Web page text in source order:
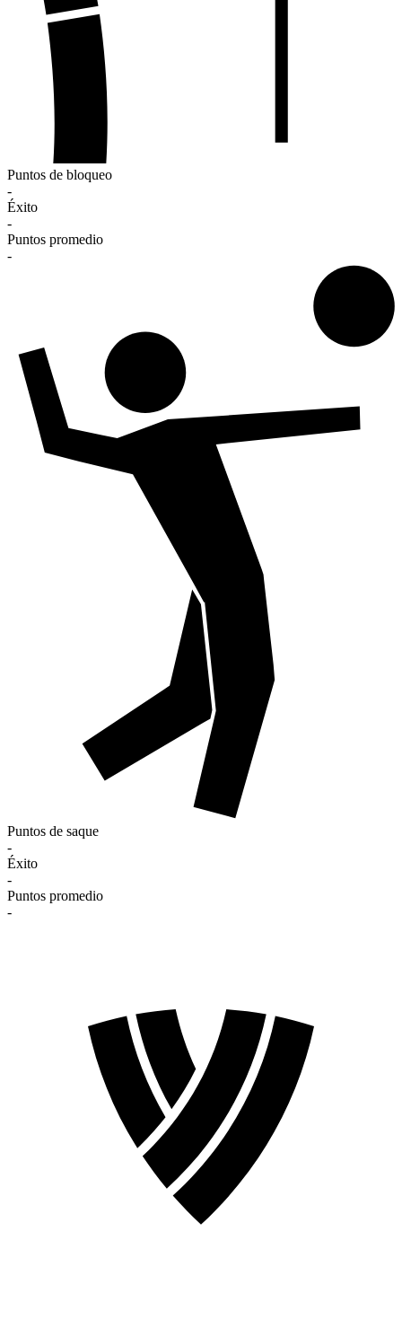
Puntos de bloqueo
-
Éxito
-
Puntos promedio
-
Puntos de saque
-
Éxito
-
Puntos promedio
-